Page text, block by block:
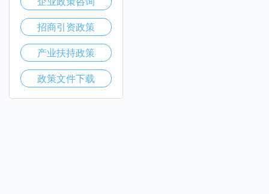
招商引资政策
产业扶持政策
政策文件下载